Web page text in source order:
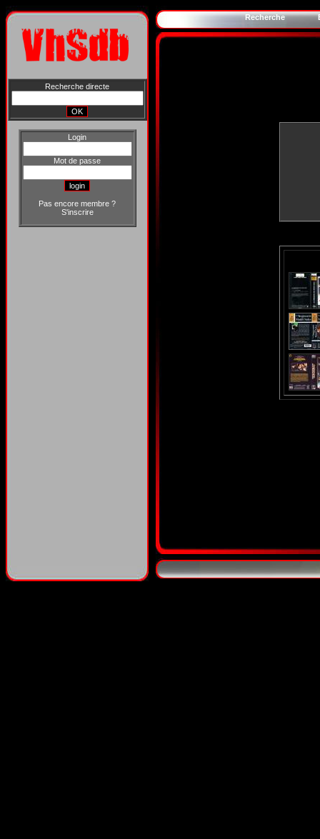
Recherche directe
Login
Mot de passe
Pas encore membre ?
S'inscrire
Recherche